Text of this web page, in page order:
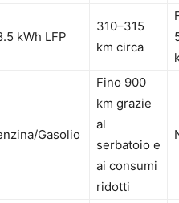
kWh LFP
310–315
km circa
Gasolio
Fino 900
km grazie
al
serbatoio e
ai consumi
ridotti